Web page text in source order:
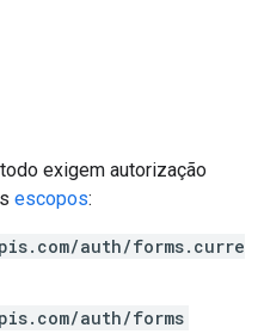
exigem autorização
escopos:
auth/forms.curre
auth/forms